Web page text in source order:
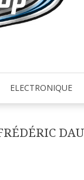
ELECTRONIQUE